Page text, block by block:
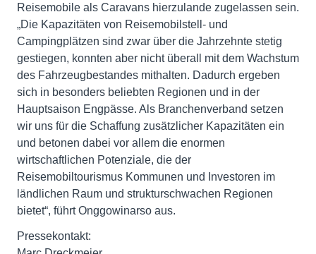
Reisemobile als Caravans hierzulande zugelassen sein.
„Die Kapazitäten von Reisemobilstell- und
Campingplätzen sind zwar über die Jahrzehnte stetig
gestiegen, konnten aber nicht überall mit dem Wachstum
des Fahrzeugbestandes mithalten. Dadurch ergeben
sich in besonders beliebten Regionen und in der
Hauptsaison Engpässe. Als Branchenverband setzen
wir uns für die Schaffung zusätzlicher Kapazitäten ein
und betonen dabei vor allem die enormen
wirtschaftlichen Potenziale, die der
Reisemobiltourismus Kommunen und Investoren im
ländlichen Raum und strukturschwachen Regionen
bietet“, führt Onggowinarso aus.
Pressekontakt: